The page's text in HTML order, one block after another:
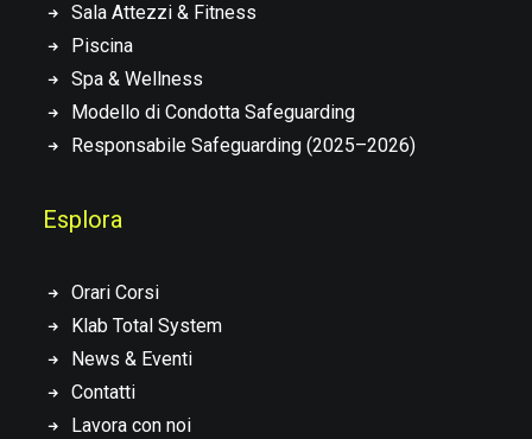
Sala Attezzi & Fitness
Piscina
Spa & Wellness
Modello di Condotta Safeguarding
Responsabile Safeguarding (2025–2026)
Esplora
Orari Corsi
Klab Total System
News & Eventi
Contatti
Lavora con noi